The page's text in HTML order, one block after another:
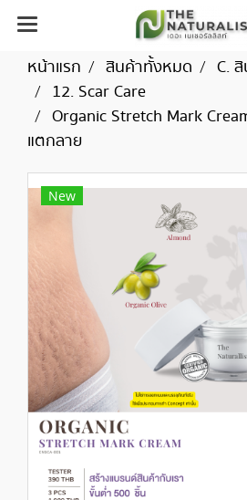
หน้าแรก สินค้าทั้งหมด
C.
12. Scar Care
Organic Stretch Mark
แตกลาย
New